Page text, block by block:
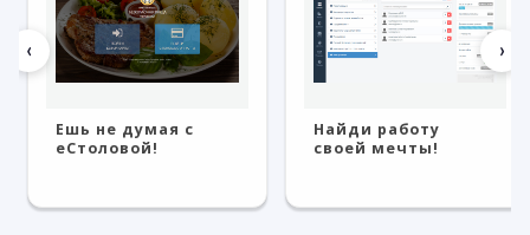
‹
Ешь не думая с
eСтоловой!
Найди работу
своей мечты!
›